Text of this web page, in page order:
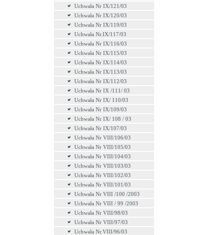
Uchwała Nr IX/121/03
Uchwała Nr IX/120/03
Uchwała Nr IX/119/03
Uchwała Nr.IX/117/03
Uchwała Nr IX/116/03
Uchwała Nr IX/115/03
Uchwała Nr IX/114/03
Uchwała Nr IX/113/03
Uchwała Nr IX/112/03
Uchwała Nr IX /111/ 03
Uchwała Nr IX/ 110/03
Uchwała Nr IX/109/03
Uchwała Nr IX/ 108 / 03
Uchwała Nr IX/107/03
Uchwała Nr VIII/106/03
Uchwała Nr VIII/105/03
Uchwała Nr VIII/104/03
Uchwała Nr VIII/103/03
Uchwała Nr VIII/102/03
Uchwała Nr VIII/101/03
Uchwała Nr VIII /100 /2003
Uchwała Nr VIII / 99 /2003
Uchwała Nr VIII/98/03
Uchwała Nr VIII/97/03
Uchwała Nr.VIII/96/03